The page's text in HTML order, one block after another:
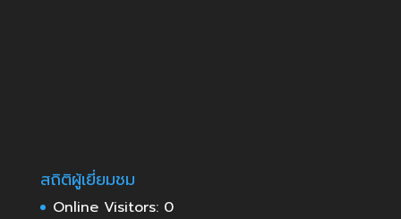
สถิติผู้เยี่ยมชม
Online Visitors: 0